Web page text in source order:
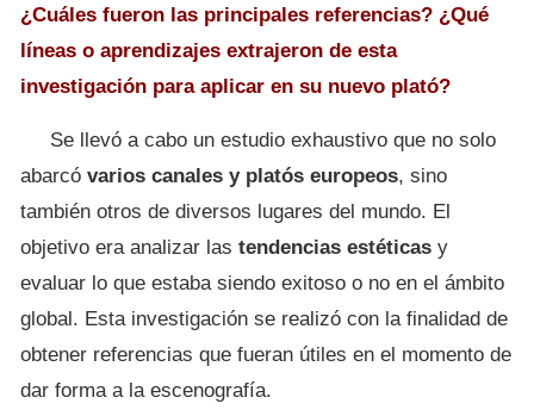
¿Cuáles fueron las principales referencias? ¿Qué
líneas o aprendizajes extrajeron de esta
investigación para aplicar en su nuevo plató?
Se llevó a cabo un estudio exhaustivo que no solo
abarcó varios canales y platós europeos, sino
también otros de diversos lugares del mundo. El
objetivo era analizar las tendencias estéticas y
evaluar lo que estaba siendo exitoso o no en el ámbito
global. Esta investigación se realizó con la finalidad de
obtener referencias que fueran útiles en el momento de
dar forma a la escenografía.